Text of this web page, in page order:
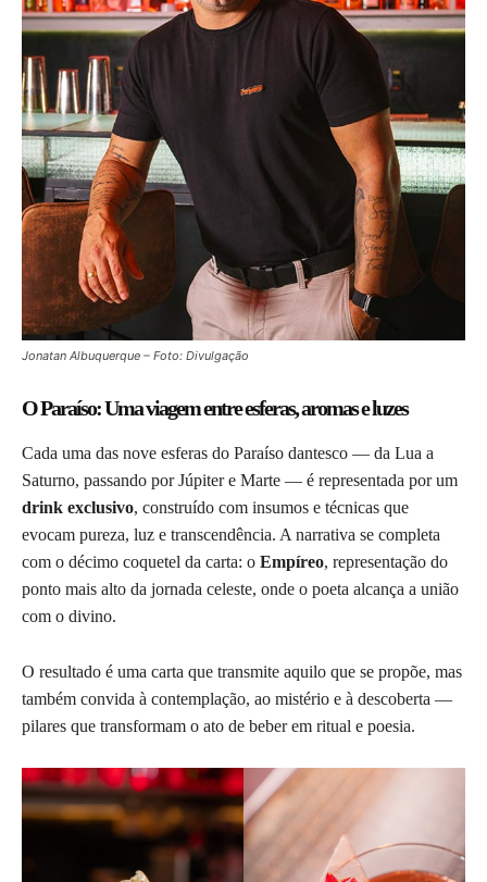
Jonatan Albuquerque – Foto: Divulgação
O Paraíso: Uma viagem entre esferas, aromas e luzes
Cada uma das nove esferas do Paraíso dantesco — da Lua a
Saturno, passando por Júpiter e Marte — é representada por um
drink exclusivo, construído com insumos e técnicas que
evocam pureza, luz e transcendência. A narrativa se completa
com o décimo coquetel da carta: o Empíreo, representação do
ponto mais alto da jornada celeste, onde o poeta alcança a união
com o divino.
O resultado é uma carta que transmite aquilo que se propõe, mas
também convida à contemplação, ao mistério e à descoberta —
pilares que transformam o ato de beber em ritual e poesia.